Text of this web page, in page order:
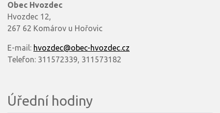
Obec Hvozdec
Hvozdec 12,
267 62 Komárov u Hořovic
E-mail: hvozdec@obec-hvozdec.cz
Telefon: 311572339, 311573182
Úřední hodiny